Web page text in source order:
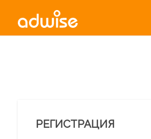
РЕГИСТРАЦИЯ